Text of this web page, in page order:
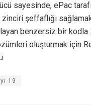
sayesinde, ePac
şeffaflığı
benzersiz bir
oluşturmak için
19